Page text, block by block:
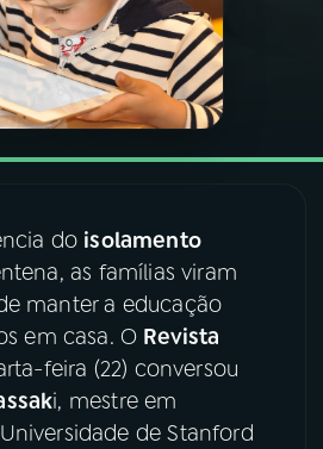
do isolamento
as famílias viram
manter a educação
em casa. O Revista
feira (22) conversou
i, mestre em
de Stanford